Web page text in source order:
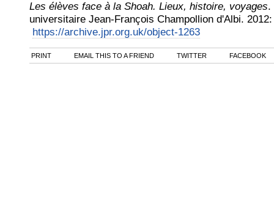
Les élèves face à la Shoah. Lieux, histoire, voyages.
universitaire Jean-François Champollion d'Albi. 2012:
https://archive.jpr.org.uk/object-1263
PRINT EMAIL THIS TO A FRIEND TWITTER FACEBOOK